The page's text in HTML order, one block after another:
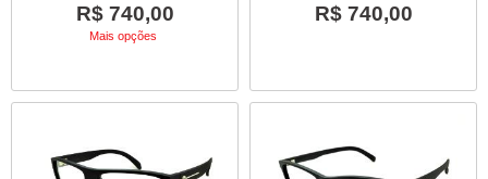
R$ 740,00
Mais opções
R$ 740,00